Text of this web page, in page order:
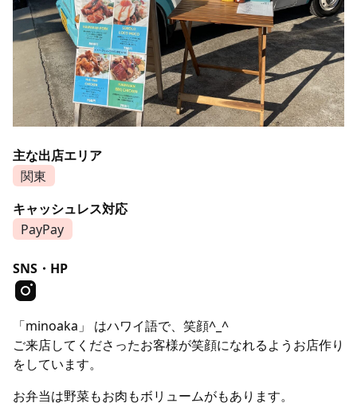
主な出店エリア
関東
キャッシュレス対応
PayPay
SNS・HP
「minoaka」 はハワイ語で、笑顔^_^
ご来店してくださったお客様が笑顔になれるようお店作り
をしています。
お弁当は野菜もお肉もボリュームがもあります。